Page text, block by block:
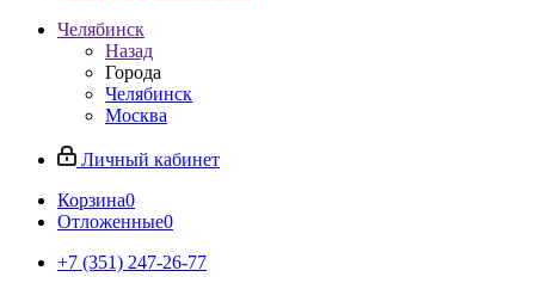
Челябинск
Назад
Города
Челябинск
Москва
Личный кабинет
Корзина0
Отложенные0
+7 (351) 247-26-77